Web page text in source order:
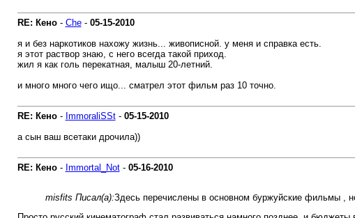
RE: Кено- Che- 05-15-2010
я и без наркотиков нахожу жизнь... живописной. у меня и справка есть.
я этот раствор знаю, с него всегда такой приход.
жил я как голь перекатная, малыш 20-летний.
и много много чего ищо... сматрел этот фильм раз 10 точно.
RE: Кено- ImmoraliSSt- 05-15-2010
а сын ваш всетаки дрочила))
RE: Кено- Immortal_Not- 05-16-2010
misfits Писал(а):Здесь перечислены в основном буржуйские фильмы ,